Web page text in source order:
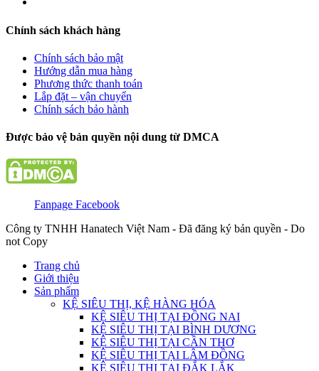
Chính sách khách hàng
Chính sách bảo mật
Hướng dẫn mua hàng
Phương thức thanh toán
Lắp đặt – vận chuyển
Chính sách bảo hành
Được bảo vệ bản quyền nội dung từ DMCA
Fanpage Facebook
Công ty TNHH Hanatech Việt Nam - Đã đăng ký bản quyền - Do
not Copy
Trang chủ
Giới thiệu
Sản phẩm
KỆ SIÊU THỊ, KỆ HÀNG HÓA
KỆ SIÊU THỊ TẠI ĐỒNG NAI
KỆ SIÊU THỊ TẠI BÌNH DƯƠNG
KỆ SIÊU THỊ TẠI CẦN THƠ
KỆ SIÊU THỊ TẠI LÂM ĐỒNG
KỆ SIÊU THỊ TẠI ĐẮK LẮK